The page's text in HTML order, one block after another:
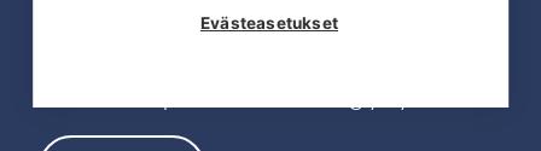
Evästeasetukset